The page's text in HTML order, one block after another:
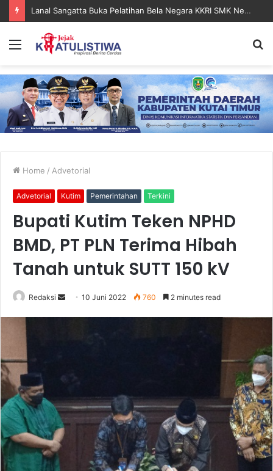
Lanal Sangatta Gelar Khitan Massal Gratis di Desa Muara Bengalon
Menu
Home / Advetorial
Advetorial Kutim Pemerintahan Terkini
Bupati Kutim Teken NPHD
BMD, PT PLN Terima Hibah
Tanah untuk SUTT 150 kV
Redaksi
Send10 Juni 2022 760 2 minutes read